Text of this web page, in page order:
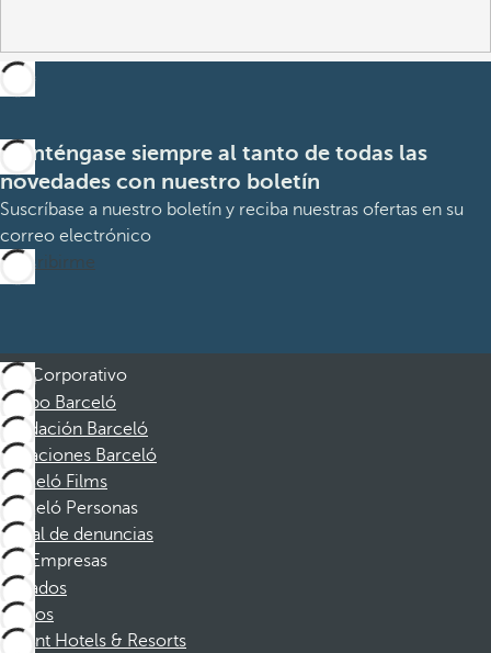
Manténgase siempre al tanto de todas las
novedades con nuestro boletín
Suscríbase a nuestro boletín y reciba nuestras ofertas en su
correo electrónico
Suscribirme
Corporativo
Grupo Barceló
Fundación Barceló
Vacaciones Barceló
Barceló Films
Barceló Personas
Canal de denuncias
Empresas
Afiliados
Socios
Dorint Hotels & Resorts